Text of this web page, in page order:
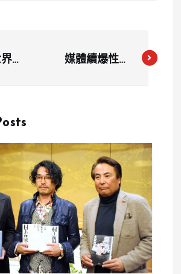
賽
成
」
媒體續爆性醜